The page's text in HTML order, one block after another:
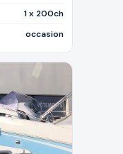
1 x 200ch
occasion